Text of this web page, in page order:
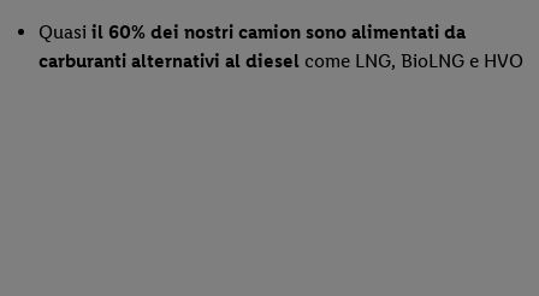
Quasi il 60% dei nostri camion sono alimentati da
carburanti alternativi al diesel come LNG, BioLNG e HVO